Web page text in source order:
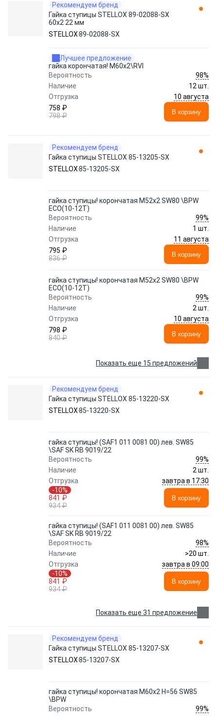
Рекомендуем бренд
Гайка ступицы STELLOX 89-02088-SX
60x2 22 мм
STELLOX89-02088-SX
Лучшее предложение
гайка корончатая! M60x2\RVI
Вероятность
98%
Наличие
12 шт.
Отгрузка
10 августа
758 ₽
798 ₽
В корзину
Рекомендуем бренд
Гайка ступицы STELLOX 85-13205-SX
STELLOX85-13205-SX
гайка ступицы! корончатая M52x2 SW80 \BPW
ECO(10-12Т)
Вероятность
99%
Наличие
1 шт.
Отгрузка
11 августа
795 ₽
836 ₽
В корзину
гайка ступицы! корончатая M52x2 SW80 \BPW
ECO(10-12Т)
Вероятность
99%
Наличие
2 шт.
Отгрузка
10 августа
798 ₽
840 ₽
В корзину
Показать еще 15 предложений
Рекомендуем бренд
Гайка ступицы STELLOX 85-13220-SX
STELLOX85-13220-SX
гайка ступицы! (SAF1 011 0081 00) лев. SW85
\SAF SK RB 9019/22
Вероятность
99%
Наличие
2 шт.
Отгрузка
завтра в 17:30
-10%
841 ₽
934 ₽
В корзину
гайка ступицы! (SAF1 011 0081 00) лев. SW85
\SAF SK RB 9019/22
Вероятность
98%
Наличие
>20 шт.
Отгрузка
завтра в 09:00
-10%
841 ₽
934 ₽
В корзину
Показать еще 31 предложение
Рекомендуем бренд
Гайка ступицы STELLOX 85-13207-SX
STELLOX85-13207-SX
гайка ступицы! корончатая M60x2 H=56 SW85
\BPW
Вероятность
99%